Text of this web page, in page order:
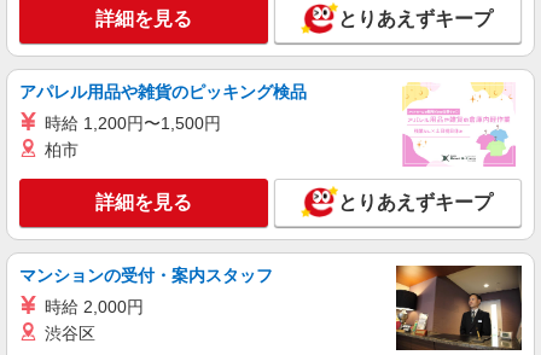
詳細を見る とりあえずキープ
アパレル用品や雑貨のピッキング検品
時給 1,200円〜1,500円
柏市
詳細を見る とりあえずキープ
マンションの受付・案内スタッフ
時給 2,000円
渋谷区